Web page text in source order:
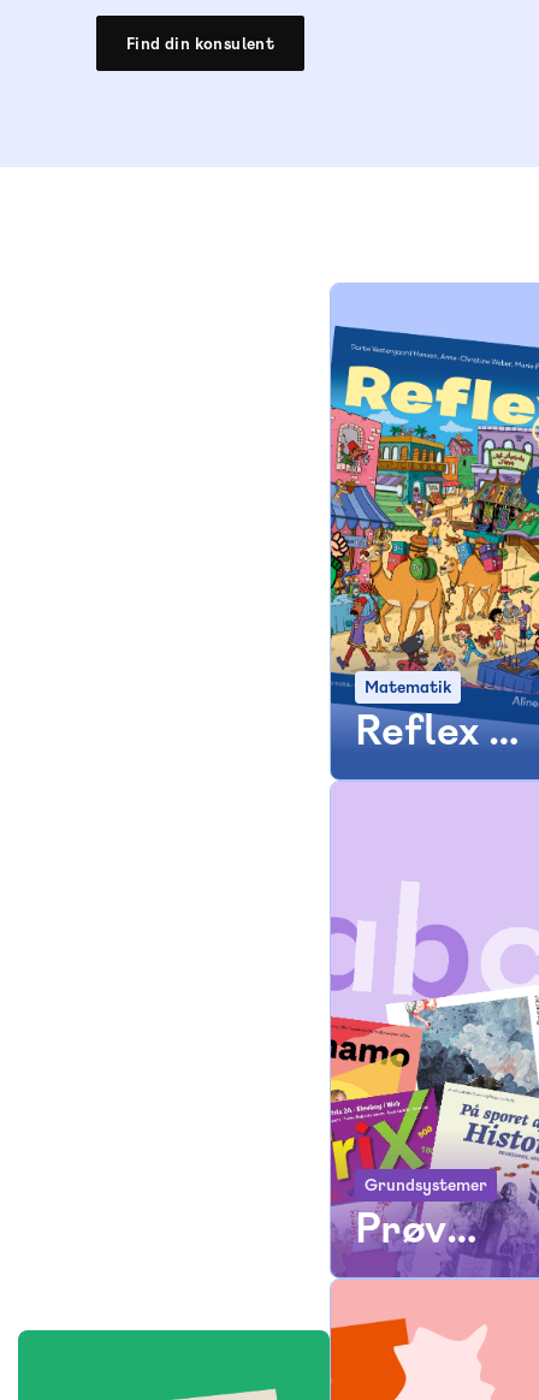
Find din konsulent
Matematik
Reflex 5
er
Grundsystemer
Prøv
gratis i
30 dage